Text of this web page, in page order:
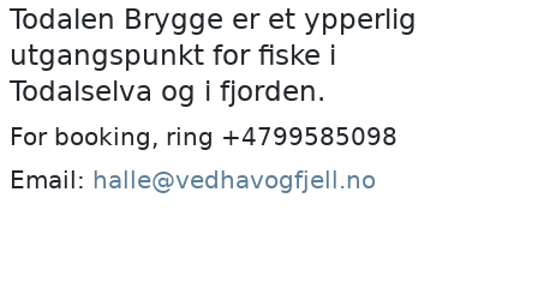
Todalen Brygge er et ypperlig
utgangspunkt for fiske i
Todalselva og i fjorden.
For booking, ring +4799585098
Email: halle@vedhavogfjell.no